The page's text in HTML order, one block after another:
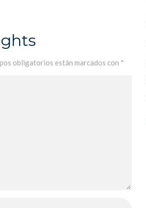
obligatorios están marcados con *